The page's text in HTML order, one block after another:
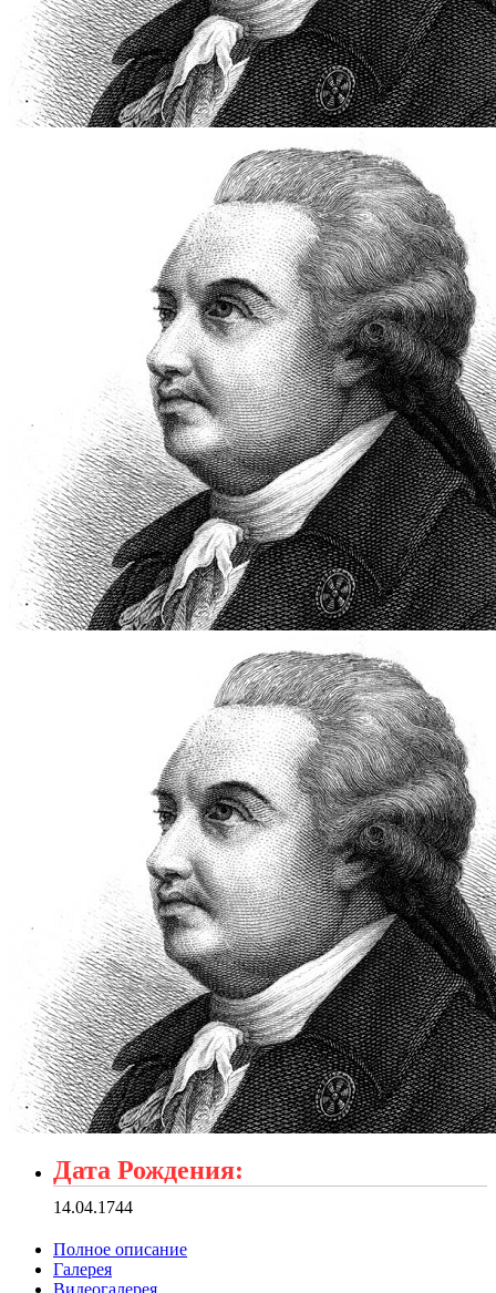
Дата Рождения:
14.04.1744
Полное описание
Галерея
Видеогалерея